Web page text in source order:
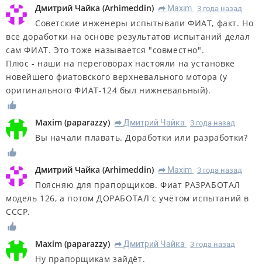
Дмитрий Чайка (Arhimeddin) R Maxim 3 года назад
Советские инженеры испытывали ФИАТ, факт. Но
все доработки на основе результатов испытаний делал
сам ФИАТ. Это тоже называется "совместно".
Плюс - наши на переговорах настояли на установке
новейшего фиатовского верхневального мотора (у
оригинального ФИАТ-124 был нижневальный).
Maxim (paparazzy) R Дмитрий Чайка 3 года назад
Вы начали плавать. Доработки или разработки?
Дмитрий Чайка (Arhimeddin) R Maxim 3 года назад
Поясняю для прапорщиков. Фиат РАЗРАБОТАЛ
модель 126, а потом ДОРАБОТАЛ с учётом испытаний в
СССР.
Maxim (paparazzy) R Дмитрий Чайка 3 года назад
Ну прапорщикам зайдёт.